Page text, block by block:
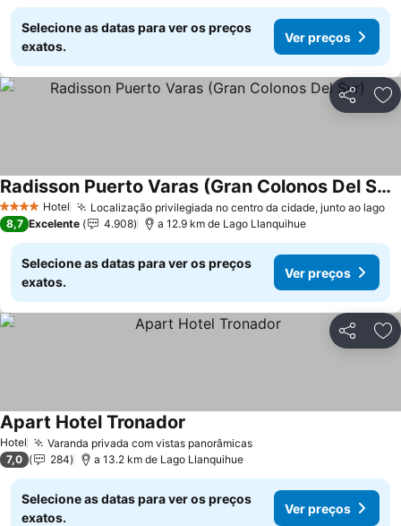
Selecione as datas para ver os preços
exatos.
Ver preços
Partilhar
4 EstrelasHotel Localização privilegiada no centro da cidade, junto ao lago
Radisson Puerto Varas (Gran Colonos Del Sur)
8,7 Excelente 4.908 a 12.9 km de Lago Llanquihue
Selecione as datas para ver os preços
exatos.
Ver preços
Partilhar
Hotel Varanda privada com vistas panorâmicas
Apart Hotel Tronador
7,0 284 a 13.2 km de Lago Llanquihue
Selecione as datas para ver os preços
exatos.
Ver preços